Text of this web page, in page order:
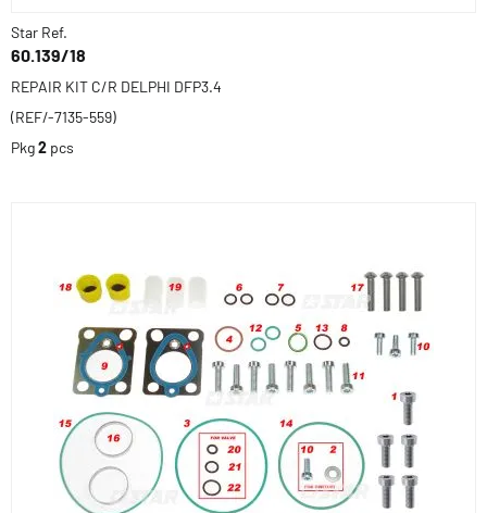
Star Ref.
60.139/18
REPAIR KIT C/R DELPHI DFP3.4
(REF/-7135-559)
Pkg2 pcs